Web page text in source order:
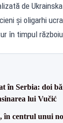
de
și oligarhi
în timpul
în Serbia: doi
lui Vučić
în centrul unui